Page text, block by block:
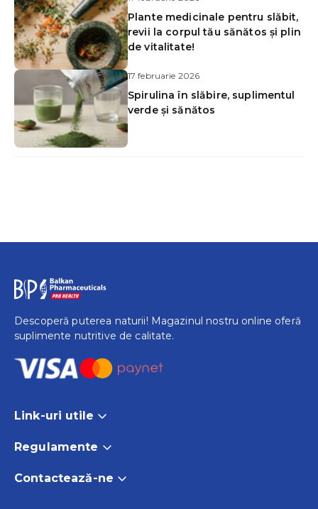
Plante medicinale pentru slăbit,
revii la corpul tău sănătos și plin
de vitalitate!
17 februarie 2026
Spirulina în slăbire, suplimentul
verde și sănătos
Descoperă puterea naturii! Magazinul nostru online oferă
suplimente nutritive de calitate.
Link-uri utile
Acasă
Produse
Regulamente
Termeni și Condiții
Contactează-ne